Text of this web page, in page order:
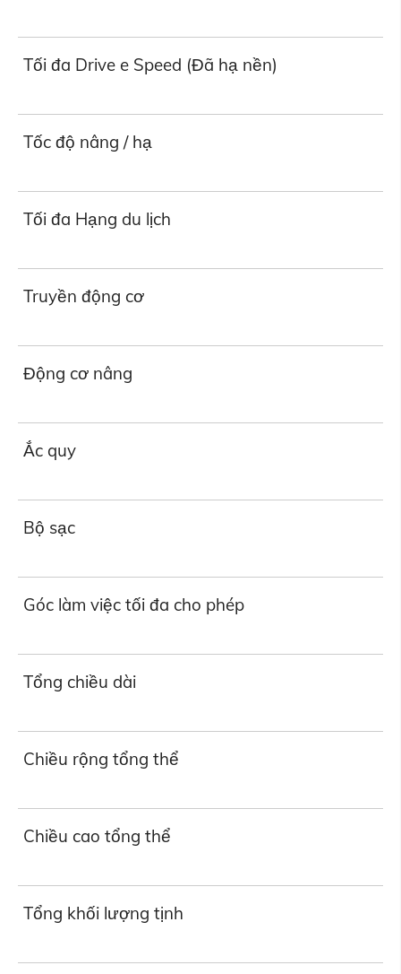
Tối đa Drive e Speed (Đã hạ nền)
Tốc độ nâng / hạ
Tối đa Hạng du lịch
Truyền động cơ
Động cơ nâng
Ắc quy
Bộ sạc
Góc làm việc tối đa cho phép
Tổng chiều dài
Chiều rộng tổng thể
Chiều cao tổng thể
Tổng khối lượng tịnh